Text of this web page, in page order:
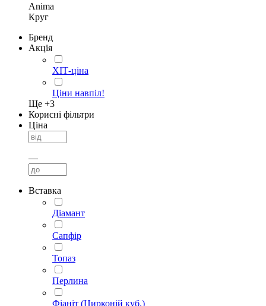
Anima
Круг
Бренд
Акція
ХІТ-ціна
Ціни навпіл!
Ще +3
Корисні фільтри
Ціна
—
Вставка
Діамант
Сапфір
Топаз
Перлина
Фіаніт (Цирконій куб.)